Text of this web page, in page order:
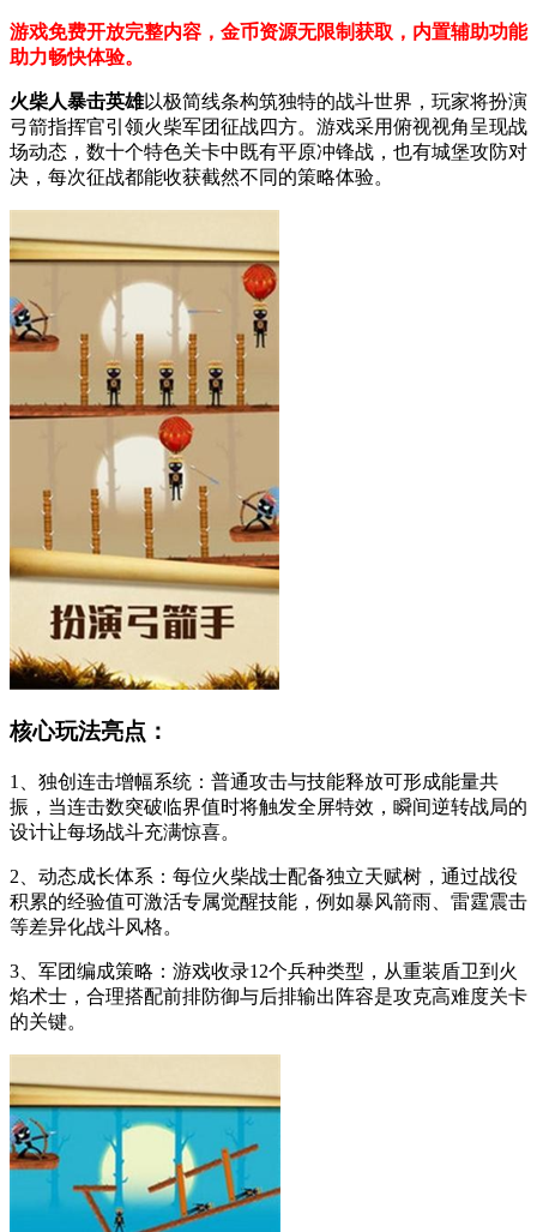
游戏免费开放完整内容，金币资源无限制获取，内置辅助功能
助力畅快体验。
火柴人暴击英雄以极简线条构筑独特的战斗世界，玩家将扮演
弓箭指挥官引领火柴军团征战四方。游戏采用俯视视角呈现战
场动态，数十个特色关卡中既有平原冲锋战，也有城堡攻防对
决，每次征战都能收获截然不同的策略体验。
核心玩法亮点：
1、独创连击增幅系统：普通攻击与技能释放可形成能量共
振，当连击数突破临界值时将触发全屏特效，瞬间逆转战局的
设计让每场战斗充满惊喜。
2、动态成长体系：每位火柴战士配备独立天赋树，通过战役
积累的经验值可激活专属觉醒技能，例如暴风箭雨、雷霆震击
等差异化战斗风格。
3、军团编成策略：游戏收录12个兵种类型，从重装盾卫到火
焰术士，合理搭配前排防御与后排输出阵容是攻克高难度关卡
的关键。